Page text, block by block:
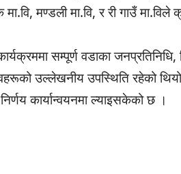
मा.वि, मण्डली मा.वि, र री गाउँ
सम्पूर्ण वडाका जनप्रतिनिधि,
उल्लेखनीय उपस्थिति रहेको
कार्यान्वयनमा ल्याइसकेको छ ।